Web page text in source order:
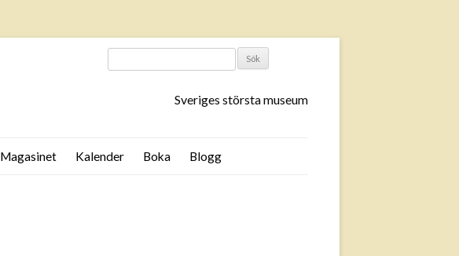
SÖK
Sveriges största museum
Magasinet Kalender Boka Blogg